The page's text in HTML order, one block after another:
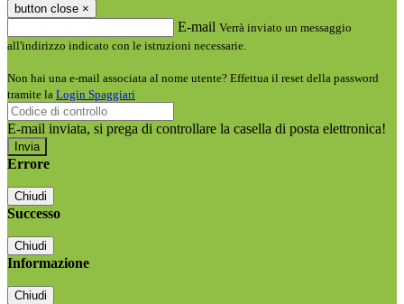
button close ×
E-mail Verrà inviato un messaggio
all'indirizzo indicato con le istruzioni necessarie.
Non hai una e-mail associata al nome utente? Effettua il reset della password
tramite la Login Spaggiari
E-mail inviata, si prega di controllare la casella di posta elettronica!
Errore
Chiudi
Successo
Chiudi
Informazione
Chiudi